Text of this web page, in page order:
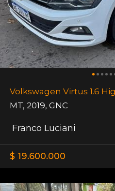
Volkswagen Virtus 1.6
MT, 2019, GNC
Franco Luciani
$ 19.600.000